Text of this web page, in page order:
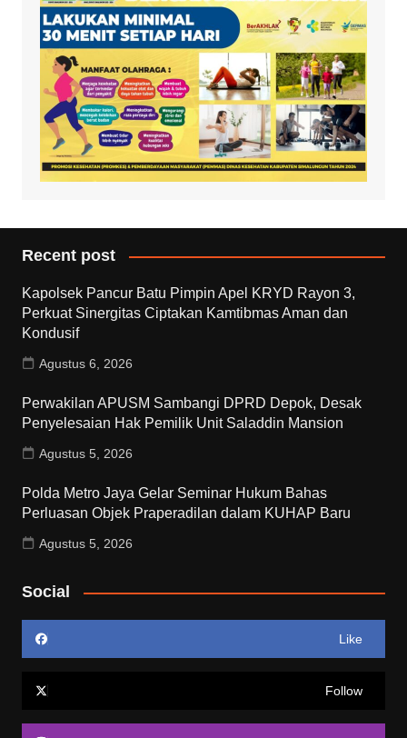
Recent post
Kapolsek Pancur Batu Pimpin Apel KRYD Rayon 3,
Perkuat Sinergitas Ciptakan Kamtibmas Aman dan
Kondusif
Agustus 6, 2026
Perwakilan APUSM Sambangi DPRD Depok, Desak
Penyelesaian Hak Pemilik Unit Saladdin Mansion
Agustus 5, 2026
Polda Metro Jaya Gelar Seminar Hukum Bahas
Perluasan Objek Praperadilan dalam KUHAP Baru
Agustus 5, 2026
Social
Like
Follow